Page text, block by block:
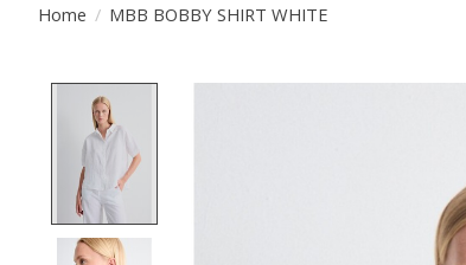
Home / MBB BOBBY SHIRT WHITE